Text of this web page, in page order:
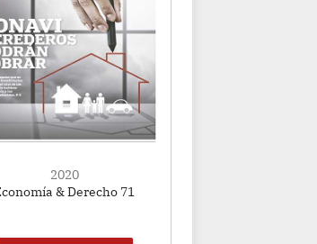
2020
& Derecho 71